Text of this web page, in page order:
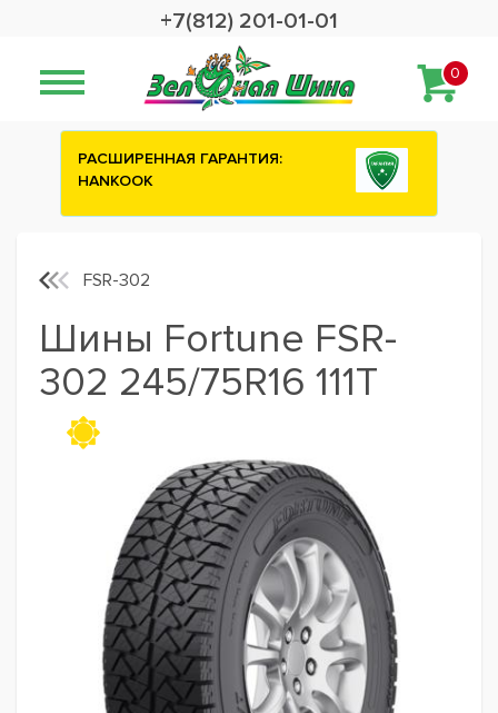
+7(812) 201-01-01
0
Сashback 2500 рублей на зимние
FSR-302
Шины Fortune FSR-
302 245/75R16 111T